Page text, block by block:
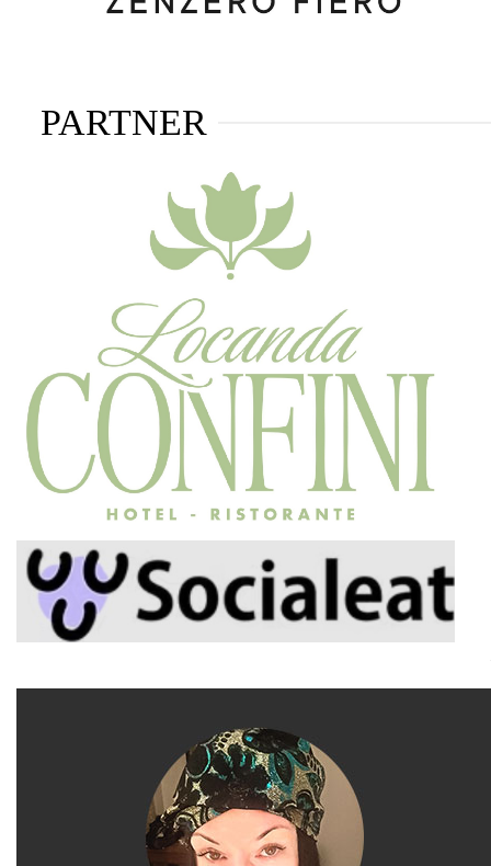
PARTNER